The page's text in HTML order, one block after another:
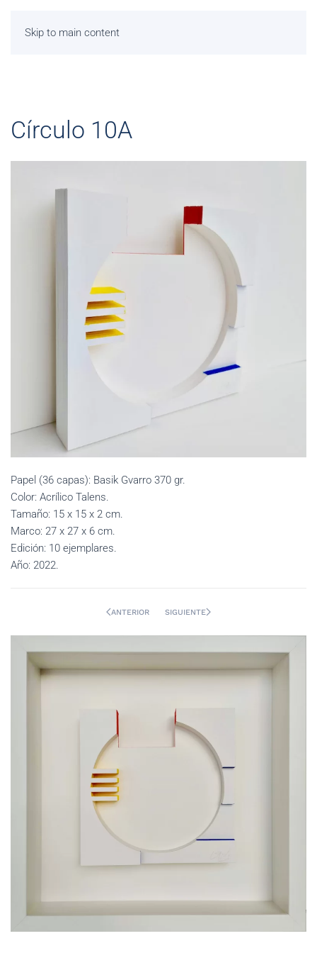
Skip to main content
Círculo 10A
Papel (36 capas): Basik Gvarro 370 gr.
Color: Acrílico Talens.
Tamaño: 15 x 15 x 2 cm.
Marco: 27 x 27 x 6 cm.
Edición: 10 ejemplares.
Año: 2022.
ANTERIOR SIGUIENTE